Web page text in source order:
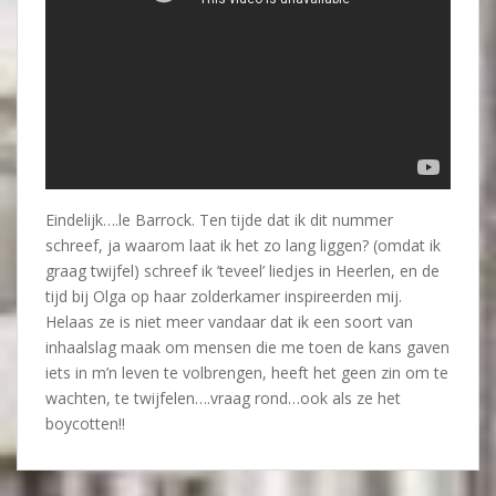
Eindelijk….le Barrock. Ten tijde dat ik dit nummer
schreef, ja waarom laat ik het zo lang liggen? (omdat ik
graag twijfel) schreef ik ’teveel’ liedjes in Heerlen, en de
tijd bij Olga op haar zolderkamer inspireerden mij.
Helaas ze is niet meer vandaar dat ik een soort van
inhaalslag maak om mensen die me toen de kans gaven
iets in m’n leven te volbrengen, heeft het geen zin om te
wachten, te twijfelen….vraag rond…ook als ze het
boycotten!!